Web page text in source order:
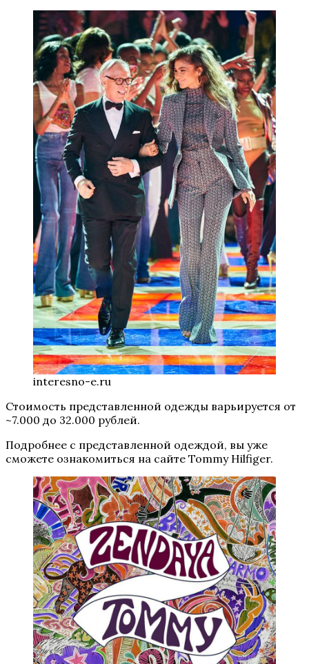
interesno-e.ru
Стоимость представленной одежды варьируется от
~7.000 до 32.000 рублей.
Подробнее с представленной одеждой, вы уже
сможете ознакомиться на сайте Tommy Hilfiger.